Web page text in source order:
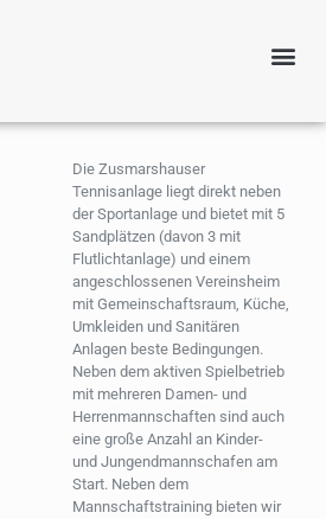
Die Zusmarshauser
Tennisanlage liegt direkt neben
der Sportanlage und bietet mit 5
Sandplätzen (davon 3 mit
Flutlichtanlage) und einem
angeschlossenen Vereinsheim
mit Gemeinschaftsraum, Küche,
Umkleiden und Sanitären
Anlagen beste Bedingungen.
Neben dem aktiven Spielbetrieb
mit mehreren Damen- und
Herrenmannschaften sind auch
eine große Anzahl an Kinder-
und Jungendmannschafen am
Start. Neben dem
Mannschaftstraining bieten wir